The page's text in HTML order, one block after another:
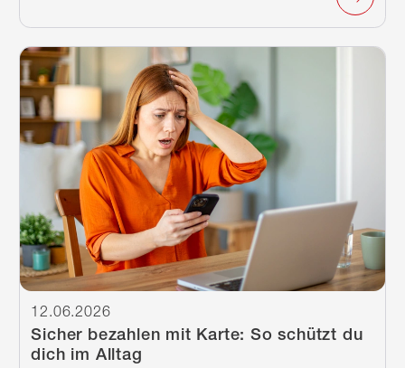
Sicher bezahlen mit Karte: So schützt du
dich im Alltag
12.06.2026
Weiterlesen